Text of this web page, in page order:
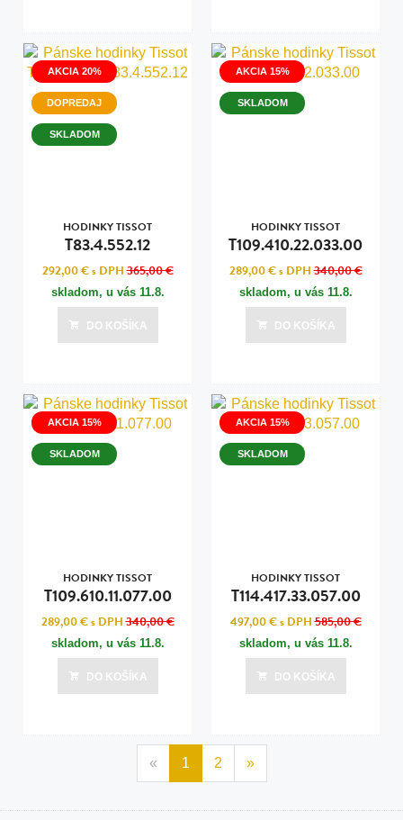
AKCIA 20%
DOPREDAJ
SKLADOM
HODINKY TISSOT
T83.4.552.12
292,00 €s DPH365,00 €
skladom, u vás 11.8.
DO KOŠÍKA
AKCIA 15%
SKLADOM
HODINKY TISSOT
T109.410.22.033.00
289,00 €s DPH340,00 €
skladom, u vás 11.8.
DO KOŠÍKA
AKCIA 15%
SKLADOM
HODINKY TISSOT
T109.610.11.077.00
289,00 €s DPH340,00 €
skladom, u vás 11.8.
DO KOŠÍKA
AKCIA 15%
SKLADOM
HODINKY TISSOT
T114.417.33.057.00
497,00 €s DPH585,00 €
skladom, u vás 11.8.
DO KOŠÍKA
« 1 2 »